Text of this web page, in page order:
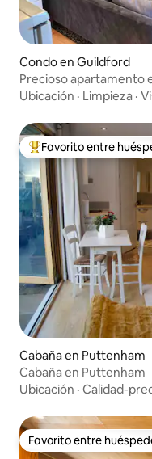
Condo en Guildford
Precioso apartamento
Ubicación · Limpieza ·
Favorito entre
Favorito entre
Cabaña en Puttenham
Cabaña en Puttenham
Ubicación · Calidad-
Favorito entre
Favorito entre